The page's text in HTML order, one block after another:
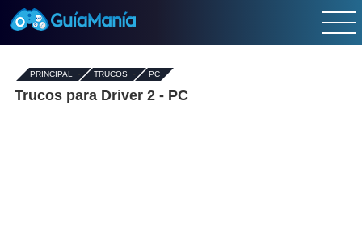
PRINCIPAL - TRUCOS- PC
Trucos para Driver 2 - PC